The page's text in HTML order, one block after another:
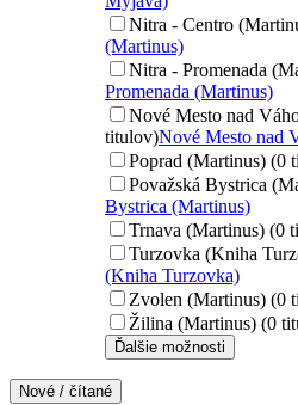
Nitra - Centro
(Martinus)
Nitra - Promenada
Promenada (Martinus)
Nové Mesto nad
titulov)Nové Mesto nad
Poprad (Martinus) (0
Považská Bystrica
Bystrica (Martinus)
Trnava (Martinus) (0
Turzovka (Kniha
(Kniha Turzovka)
Zvolen (Martinus) (0
Žilina (Martinus) (0
Ďalšie možnosti
Nové / čítané